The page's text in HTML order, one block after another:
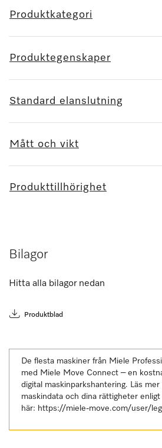
Produktkategori
Produktegenskaper
Standard elanslutning
Mått och vikt
Produkttillhörighet
Bilagor
Hitta alla bilagor nedan
Produktblad
De flesta maskiner från Miele
med Miele Move Connect – en
digital maskinparkshantering. Läs
maskindata och dina rättigheter enligt
här: https://miele-move.com/user/